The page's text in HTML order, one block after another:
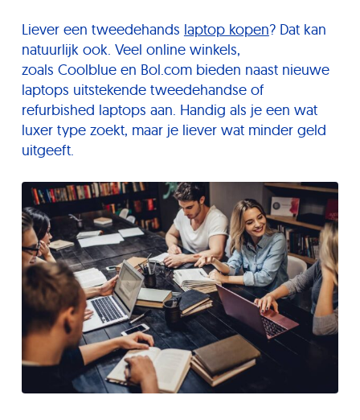
Liever een tweedehands laptop kopen? Dat kan
natuurlijk ook. Veel online winkels,
zoals Coolblue en Bol.com bieden naast nieuwe
laptops uitstekende tweedehandse of
refurbished laptops aan. Handig als je een wat
luxer type zoekt, maar je liever wat minder geld
uitgeeft.